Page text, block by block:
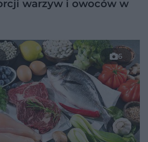
warzyw i owoców w
6